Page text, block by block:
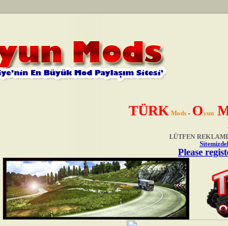
TÜRK Mods - Oyun
LÜTFEN
Please